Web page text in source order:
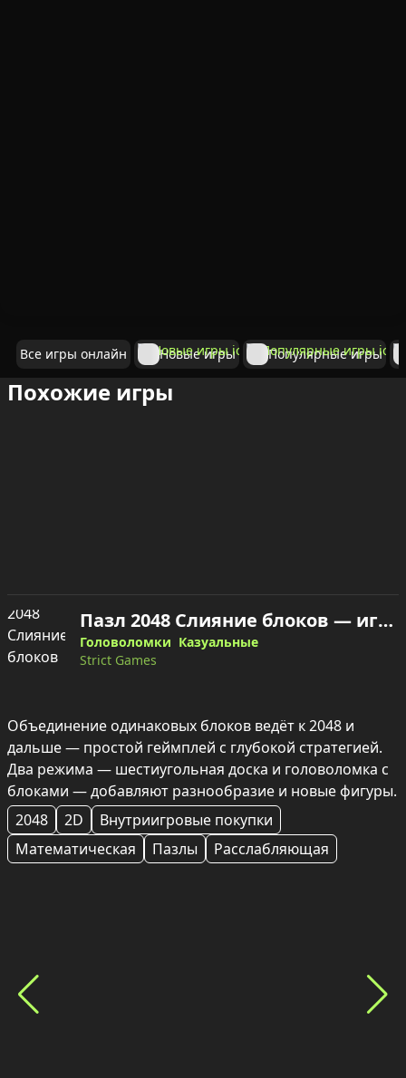
Все игры онлайн Новые игры Популярные игры
Похожие игры
Пазл 2048 Слияние блоков — играть онлайн
Головоломки Казуальные
Strict Games
Объединение одинаковых блоков ведёт к 2048 и
дальше — простой геймплей с глубокой стратегией.
Два режима — шестиугольная доска и головоломка с
блоками — добавляют разнообразие и новые фигуры.
2048
2D
Внутриигровые покупки
Математическая
Пазлы Расслабляющая